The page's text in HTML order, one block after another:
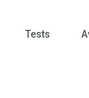
Tests